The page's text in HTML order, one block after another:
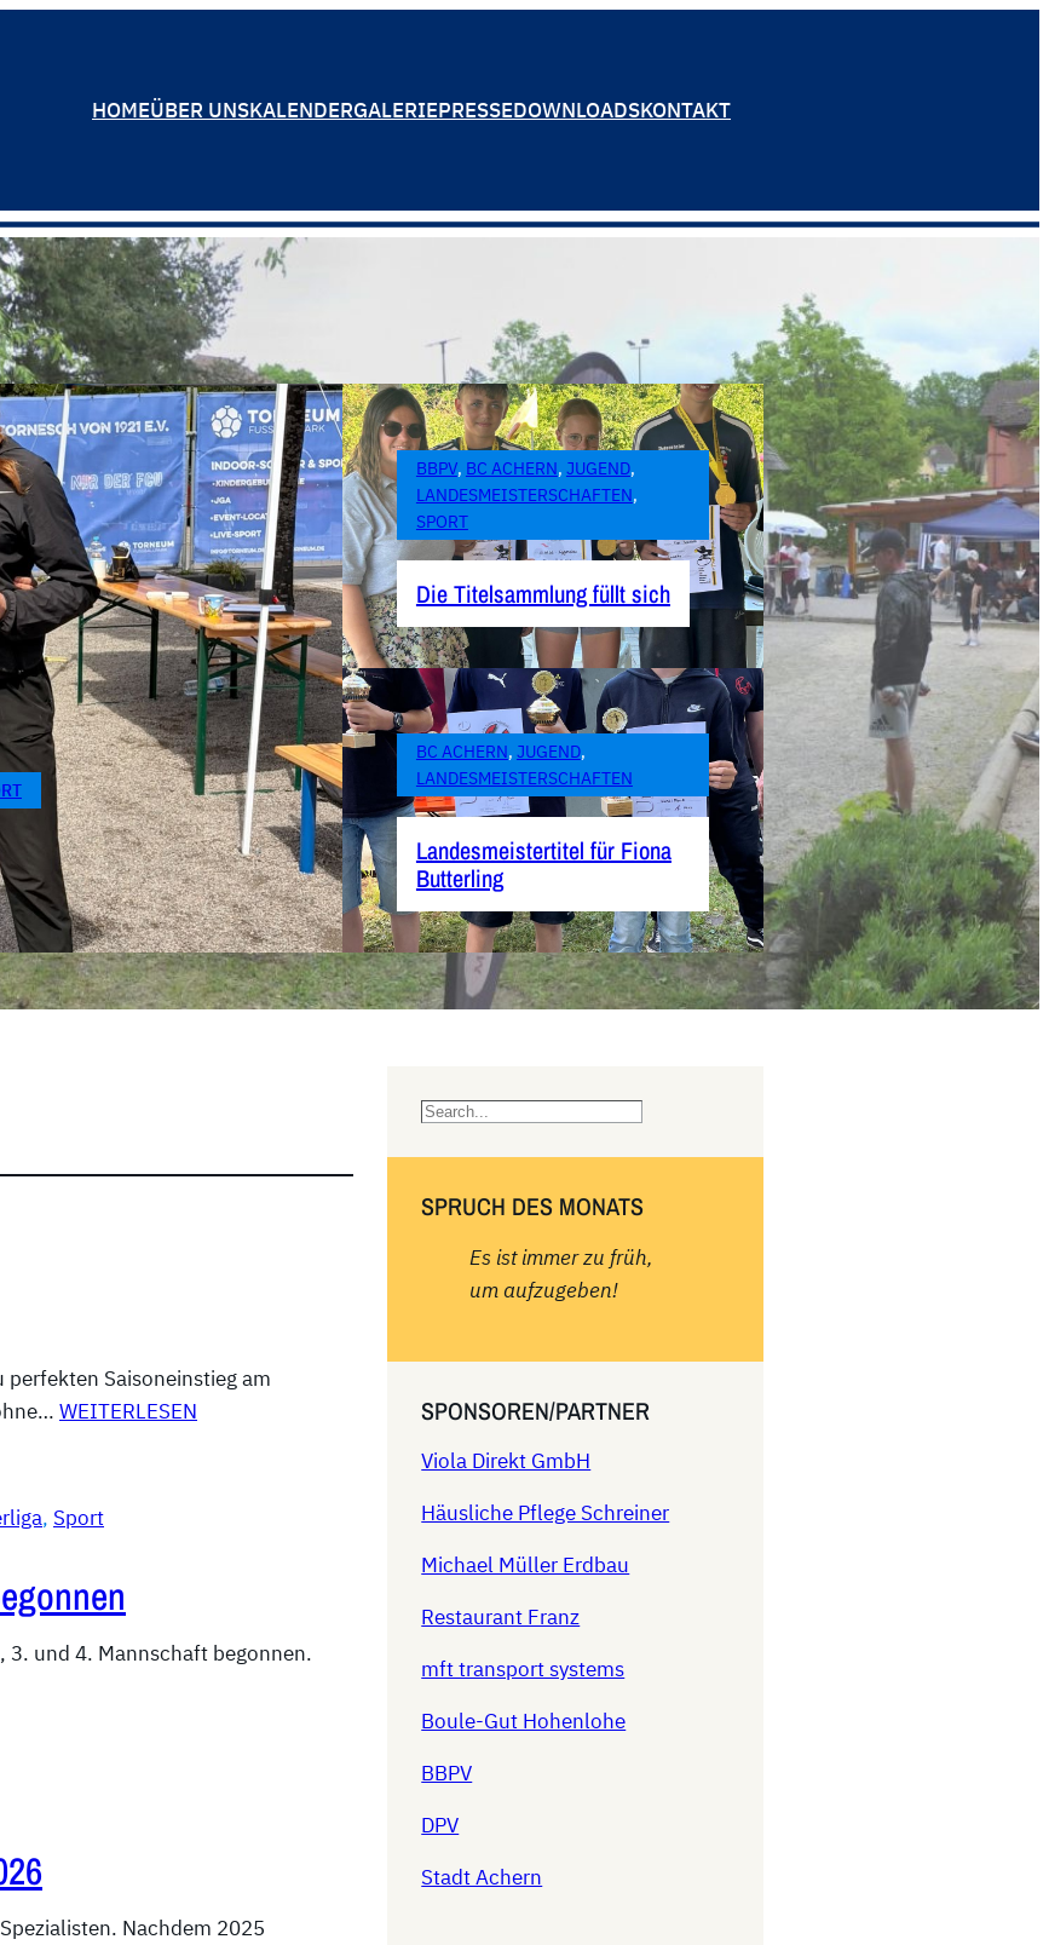
HOMEÜBER UNSKALENDERGALERIEPRESSEDOWNLOADSKONTAKT
BBPV, BC ACHERN, JUGEND
LANDESMEISTERSCHAFTEN
SPORT
Die Titelsammlung füllt sich
BC ACHERN, JUGEND
LANDESMEISTERSCHAFTEN
Landesmeistertitel für Fiona
Butterling
Saisoneinstieg am
WEITERLESEN
, Sport
3. und 4. Mannschaft begonnen.
Nachdem 2025
S
r
SPRUCH DES MONATS
Es ist immer zu früh,
um aufzugeben!
SPONSOREN/PARTNER
Viola Direkt GmbH
Häusliche Pflege Schreiner
Michael Müller Erdbau
Restaurant Franz
mft transport systems
Boule-Gut Hohenlohe
BBPV
DPV
Stadt Achern